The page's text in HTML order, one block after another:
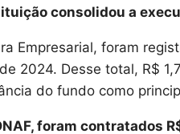
consolidou a
Empresarial, foram
2024. Desse total, R$
do fundo como
foram contratados